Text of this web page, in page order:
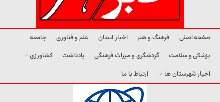
صفحه اصلی فرهنگ و هنر اخبار استان علم و فناوری
جامعه
پزشکی و سلامت
گردشگری و میراث فرهنگی یادداشت
کشاورزی
اخبار شهرستان ها
ارتباط با ما